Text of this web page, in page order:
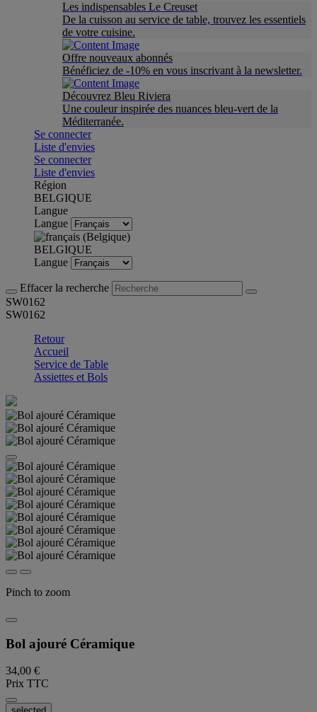
Les indispensables Le Creuset
De la cuisson au service de table, trouvez les essentiels
de votre cuisine.
Offre nouveaux abonnés
Bénéficiez de -10% en vous inscrivant à la newsletter.
Découvrez Bleu Riviera
Une couleur inspirée des nuances bleu-vert de la
Méditerranée.
Se connecter
Liste d'envies
Se connecter
Liste d'envies
Région
BELGIQUE
Langue
Langue
BELGIQUE
Langue
Effacer la recherche
SW0162
SW0162
Retour
Accueil
Service de Table
Assiettes et Bols
Pinch to zoom
Bol ajouré Céramique
34,00 €
Prix TTC